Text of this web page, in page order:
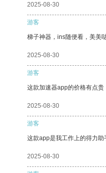
2025-08-30
游客
梯子神器，ins随便看，美美
2025-08-30
游客
这款加速器app的价格有点贵
2025-08-30
游客
这款app是我工作上的得力助
2025-08-30